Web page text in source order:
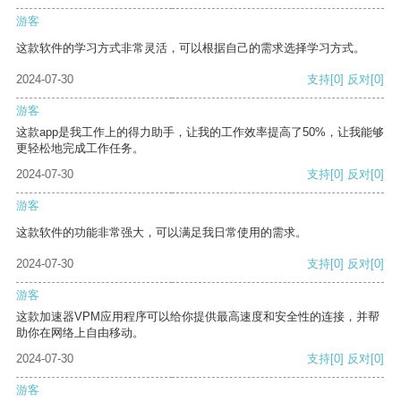
游客
这款软件的学习方式非常灵活，可以根据自己的需求选择学习方式。
2024-07-30 支持[0] 反对[0]
游客
这款app是我工作上的得力助手，让我的工作效率提高了50%，让我能够
更轻松地完成工作任务。
2024-07-30
支持[0] 反对[0]
游客
这款软件的功能非常强大，可以满足我日常使用的需求。
2024-07-30 支持[0] 反对[0]
游客
这款加速器VPM应用程序可以给你提供最高速度和安全性的连接，并帮
助你在网络上自由移动。
2024-07-30
支持[0] 反对[0]
游客